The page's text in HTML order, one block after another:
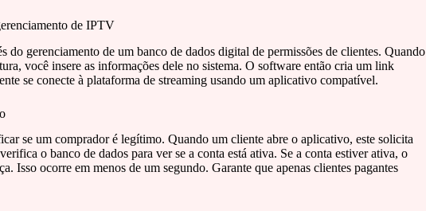
de IPTV
do gerenciamento de um banco de dados digital de permissões de clientes. Quando
você insere as informações dele no sistema. O software então cria um link
se conecte à plataforma de streaming usando um aplicativo compatível.
se um comprador é legítimo. Quando um cliente abre o aplicativo, este solicita
o banco de dados para ver se a conta está ativa. Se a conta estiver ativa, o
Isso ocorre em menos de um segundo. Garante que apenas clientes pagantes